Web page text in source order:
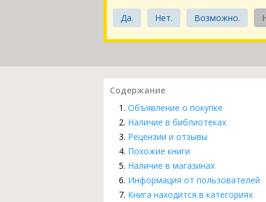
Да. Нет. Возможно.
Содержание
Объявление о покупке
Наличие в библиотеках
Рецензии и отзывы
Похожие книги
Наличие в магазинах
Информация от пользователей
Книга находится в категориях